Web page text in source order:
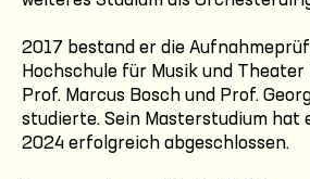
2017 bestand er die
Hochschule für Musik und Theater
Prof. Marcus Bosch und Prof.
studierte. Sein Masterstudium hat
2024 erfolgreich abgeschlossen.